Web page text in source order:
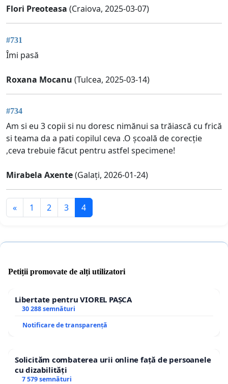
Flori Preoteasa (Craiova, 2025-03-07)
#731
Îmi pasă
Roxana Mocanu (Tulcea, 2025-03-14)
#734
Am si eu 3 copii si nu doresc nimănui sa trăiască cu frică
si teama da a pati copilul ceva .O școală de corecție
,ceva trebuie făcut pentru astfel specimene!
Mirabela Axente(Galați, 2026-01-24)
« 1 2 3 4
Petiții promovate de alți utilizatori
Libertate pentru VIOREL PAȘCA
30 288 semnături
Notificare de transparență
Solicităm combaterea urii online față de persoanele
cu dizabilități
7 579 semnături